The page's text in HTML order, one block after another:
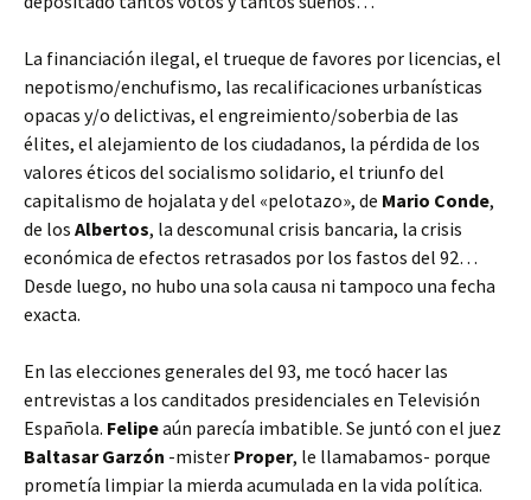
La financiación ilegal, el trueque de favores por licencias, el
nepotismo/enchufismo, las recalificaciones urbanísticas
opacas y/o delictivas, el engreimiento/soberbia de las
élites, el alejamiento de los ciudadanos, la pérdida de los
valores éticos del socialismo solidario, el triunfo del
capitalismo de hojalata y del «pelotazo», de Mario Conde,
de los Albertos, la descomunal crisis bancaria, la crisis
económica de efectos retrasados por los fastos del 92…
Desde luego, no hubo una sola causa ni tampoco una fecha
exacta.
En las elecciones generales del 93, me tocó hacer las
entrevistas a los canditados presidenciales en Televisión
Española. Felipeaún parecía imbatible. Se juntó con el juez
Baltasar Garzón -mister Proper, le llamabamos- porque
prometía limpiar la mierda acumulada en la vida política.